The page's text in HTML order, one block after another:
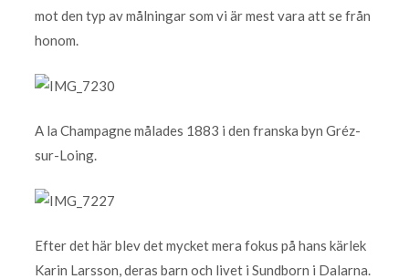
mot den typ av målningar som vi är mest vara att se från
honom.
A la Champagne målades 1883 i den franska byn Gréz-
sur-Loing.
Efter det här blev det mycket mera fokus på hans kärlek
Karin Larsson, deras barn och livet i Sundborn i Dalarna.